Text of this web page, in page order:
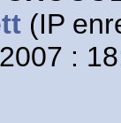
(IP
: